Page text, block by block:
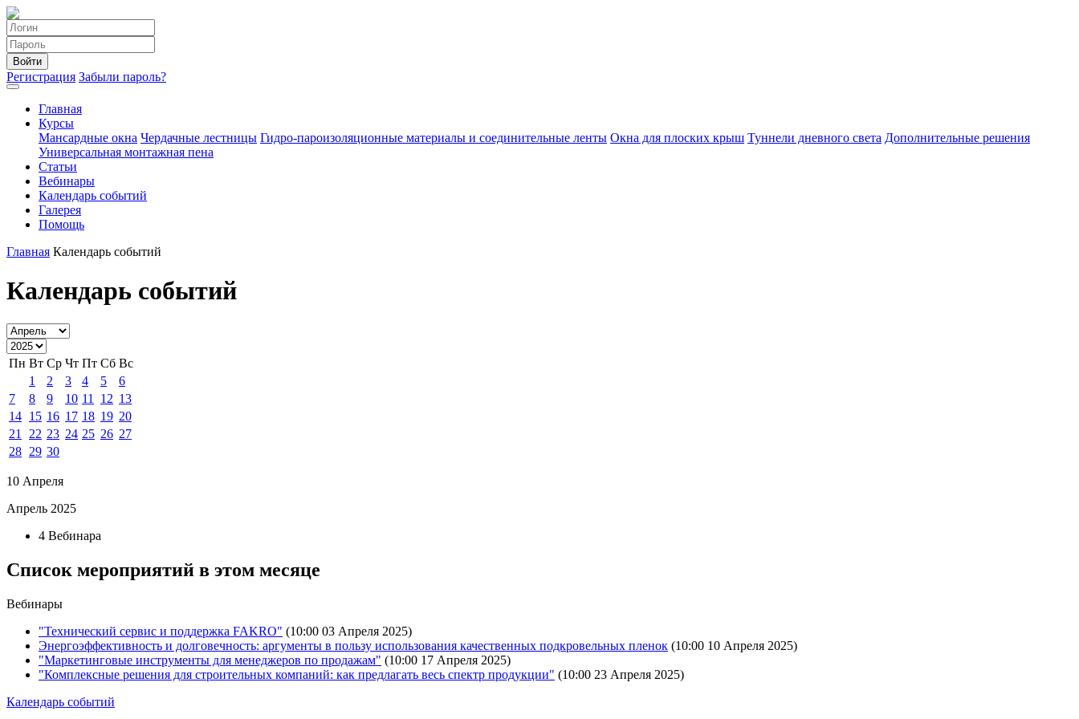
Войти
Регистрация Забыли пароль?
Главная
Курсы
Мансардные окна Чердачные лестницы Гидро-пароизоляционные материалы и соединительные ленты Окна для плоских крыш Туннели дневного света Дополнительные решения
Универсальная монтажная пена
Статьи
Вебинары
Календарь событий
Галерея
Помощь
Главная Календарь событий
Календарь событий
Пн Вт Ср Чт Пт Сб Вс
1
2 3 4 5
6
7
8 9 10 11 12 13
14 15 16 17 18 19 20
21
22 23 24 25 26 27
28 29 30
10 Апреля
Апрель 2025
4 Вебинара
Список мероприятий в этом месяце
Вебинары
"Технический сервис и поддержка FAKRO" (10:00 03 Апреля 2025)
Энергоэффективность и долговечность: аргументы в пользу использования качественных подкровельных пленок (10:00 10 Апреля 2025)
"Маркетинговые инструменты для менеджеров по продажам" (10:00 17 Апреля 2025)
"Комплексные решения для строительных компаний: как предлагать весь спектр продукции" (10:00 23 Апреля 2025)
Календарь событий